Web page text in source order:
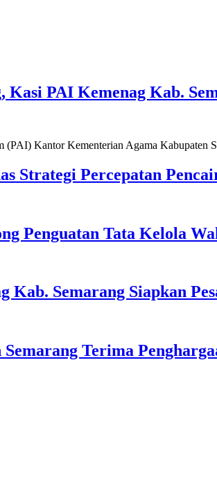
Kasi PAI Kemenag Kab.
(PAI) Kantor Kementerian Agama Kabupaten
Strategi Percepatan
Penguatan Tata Kelola
Kab. Semarang Siapkan
Terima